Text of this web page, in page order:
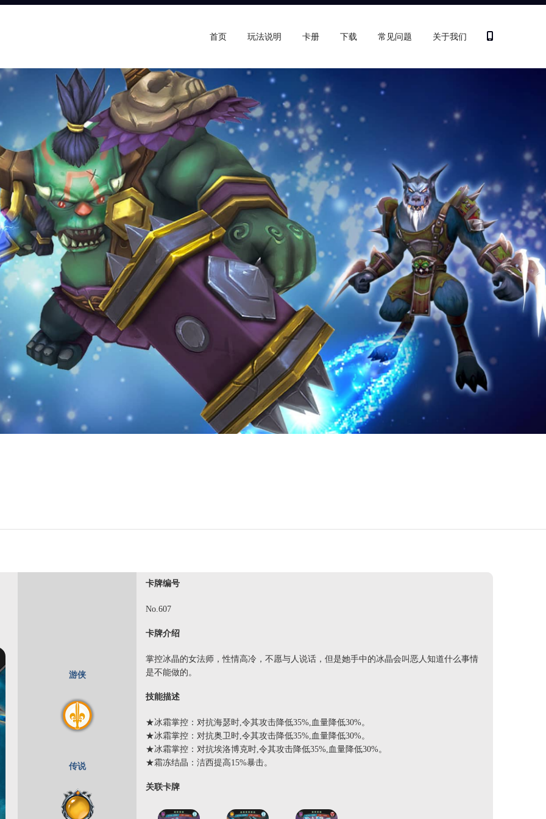
首页 玩法说明 卡册 下载 常见问题 关于我们
游侠
传说
卡牌编号
No.607
卡牌介绍
掌控冰晶的女法师，性情高冷，不愿与人说话，但是她手中的冰晶会叫恶人知道什么事情
是不能做的。
技能描述
★冰霜掌控：对抗海瑟时,令其攻击降低35%,血量降低30%。
★冰霜掌控：对抗奥卫时,令其攻击降低35%,血量降低30%。
★冰霜掌控：对抗埃洛博克时,令其攻击降低35%,血量降低30%。
★霜冻结晶：洁西提高15%暴击。
关联卡牌